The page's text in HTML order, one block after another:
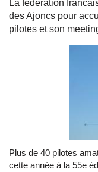
La fédération
des Ajoncs pour
pilotes et son
Plus de 40 pilotes
cette année à la 55e